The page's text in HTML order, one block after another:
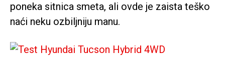
poneka sitnica smeta, ali ovde je zaista teško
naći neku ozbiljniju manu.